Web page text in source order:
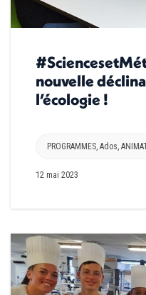
nouvelle
l’écologie !
PROGRAMMES, Ados,
12 mai 2023